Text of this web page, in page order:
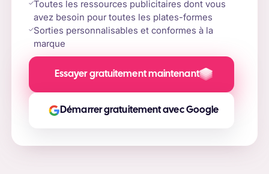
Toutes les ressources publicitaires dont vous
avez besoin pour toutes les plates-formes
Sorties personnalisables et conformes à la
marque
Essayer gratuitement maintenant
Démarrer gratuitement avec Google